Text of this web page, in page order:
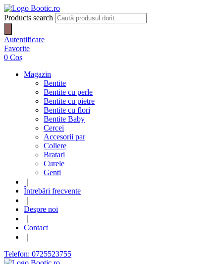
Products search
Autentificare
Favorite
0 Coș
Magazin
Bentite
Bentite cu perle
Bentite cu pietre
Bentite cu flori
Bentite Baby
Cercei
Accesorii par
Coliere
Bratari
Curele
Genti
Întrebări frecvente
Despre noi
Contact
Telefon: 0725523755